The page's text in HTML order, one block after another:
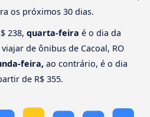
os próximos 30 dias.
238, quarta-feira é o dia da
de ônibus de Cacoal, RO
feira, ao contrário, é o dia
de R$ 355.